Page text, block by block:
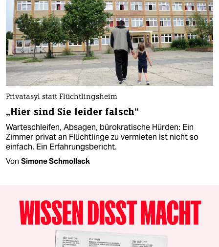
Privatasyl statt Flüchtlingsheim
„Hier sind Sie leider falsch“
Warteschleifen, Absagen, bürokratische Hürden: Ein
Zimmer privat an Flüchtlinge zu vermieten ist nicht so
einfach. Ein Erfahrungsbericht.
Von Simone Schmollack